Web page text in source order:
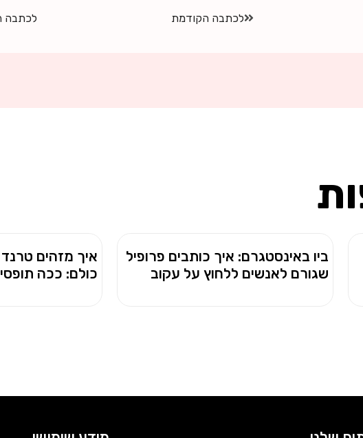
לכתבה הקודמת לכתבה
ביו באינסטגרם: איך כותבים פרופיל
שגורם לאנשים ללחוץ על עקוב
איך מזהים
כולם: ככה